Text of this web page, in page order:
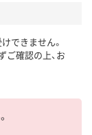
できません。
ご確認の上、お